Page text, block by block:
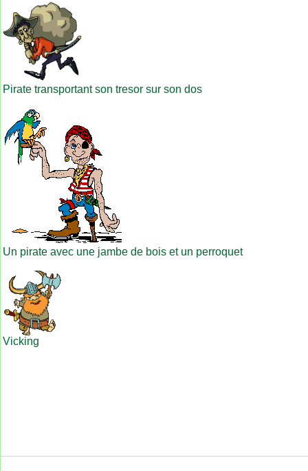
Pirate transportant son tresor sur son dos
Un pirate avec une jambe de bois et un perroquet
Vicking